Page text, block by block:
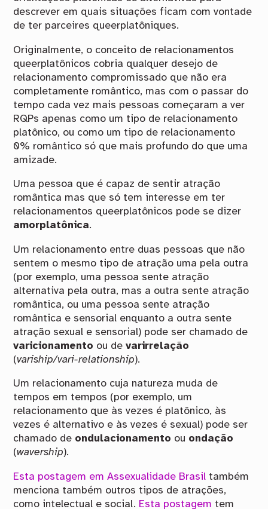
descrever em quais situações ficam com vontade
de ter parceires queerplatôniques.
Originalmente, o conceito de relacionamentos
queerplatônicos cobria qualquer desejo de
relacionamento compromissado que não era
completamente romântico, mas com o passar do
tempo cada vez mais pessoas começaram a ver
RQPs apenas como um tipo de relacionamento
platônico, ou como um tipo de relacionamento
0% romântico só que mais profundo do que uma
amizade.
Uma pessoa que é capaz de sentir atração
romântica mas que só tem interesse em ter
relacionamentos queerplatônicos pode se dizer
amorplatônica.
Um relacionamento entre duas pessoas que não
sentem o mesmo tipo de atração uma pela outra
(por exemplo, uma pessoa sente atração
alternativa pela outra, mas a outra sente atração
romântica, ou uma pessoa sente atração
romântica e sensorial enquanto a outra sente
atração sexual e sensorial) pode ser chamado de
varicionamento ou devarirrelação
(variship/vari-relationship).
Um relacionamento cuja natureza muda de
tempos em tempos (por exemplo, um
relacionamento que às vezes é platônico, às
vezes é alternativo e às vezes é sexual) pode ser
chamado de ondulacionamento ou ondação
(wavership).
Esta postagem em Assexualidade Brasil também
menciona também outros tipos de atrações,
como intelectual e social. Esta postagem tem